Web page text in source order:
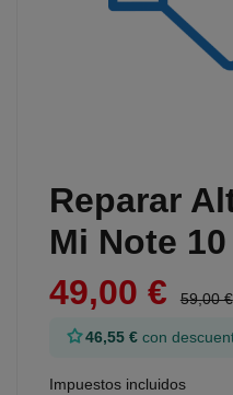
Reparar
Mi Note 10
49,00 €
59,00 €
46,55 € con
Impuestos incluidos